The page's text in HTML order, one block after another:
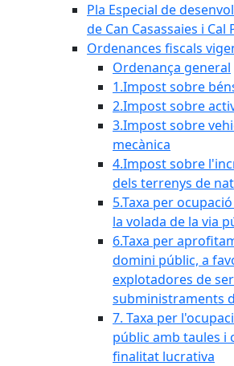
Pla Especial de
de Can Casassaies i Cal
Ordenances fiscals
Ordenança general
1.Impost sobre
2.Impost sobre
3.Impost sobre
mecànica
4.Impost sobre
dels terrenys de
5.Taxa per
la volada de la via
6.Taxa per
domini públic, a
explotadores de
subministraments
7. Taxa per
públic amb taules i
finalitat lucrativa